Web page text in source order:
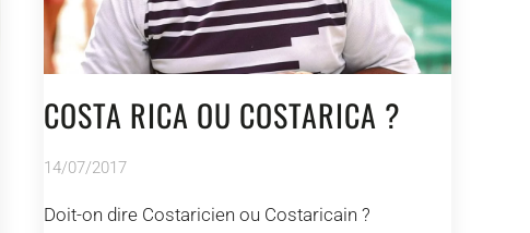
COSTA RICA OU COSTARICA ?
14/07/2017
Doit-on dire Costaricien ou Costaricain ?